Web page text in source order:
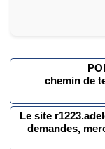
chemin de
Le site
demandes,